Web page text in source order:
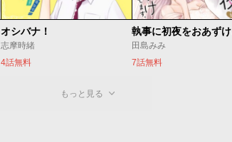
オシバナ！
志摩時緒
4話無料
田島みみ
7話無料
もっと見る